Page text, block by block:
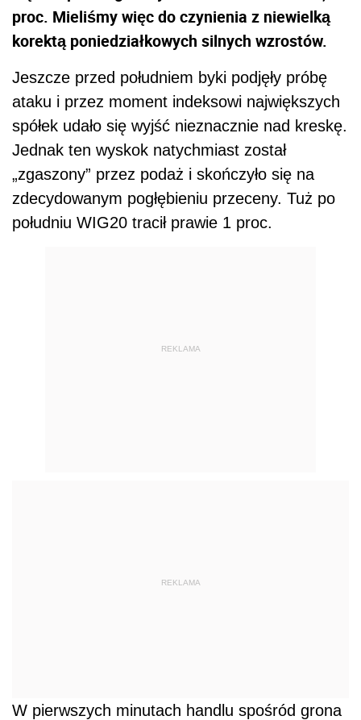
proc. Mieliśmy więc do czynienia z niewielką
korektą poniedziałkowych silnych wzrostów.
Jeszcze przed południem byki podjęły próbę
ataku i przez moment indeksowi największych
spółek udało się wyjść nieznacznie nad kreskę.
Jednak ten wyskok natychmiast został
„zgaszony” przez podaż i skończyło się na
zdecydowanym pogłębieniu przeceny. Tuż po
południu WIG20 tracił prawie 1 proc.
REKLAMA
REKLAMA
W pierwszych minutach handlu spośród grona